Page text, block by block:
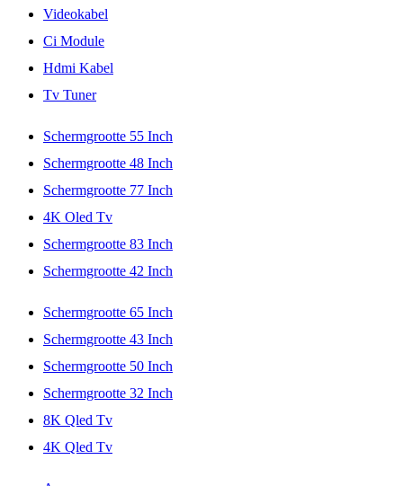
Videokabel
Ci Module
Hdmi Kabel
Tv Tuner
Schermgrootte 55 Inch
Schermgrootte 48 Inch
Schermgrootte 77 Inch
4K Oled Tv
Schermgrootte 83 Inch
Schermgrootte 42 Inch
Schermgrootte 65 Inch
Schermgrootte 43 Inch
Schermgrootte 50 Inch
Schermgrootte 32 Inch
8K Qled Tv
4K Qled Tv